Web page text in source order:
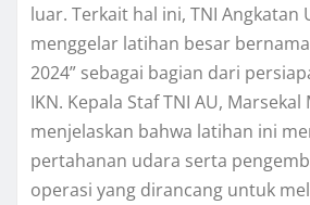
luar. Terkait hal ini, TNI Angkatan
menggelar latihan besar bernama
2024” sebagai bagian dari
IKN. Kepala Staf TNI AU,
menjelaskan bahwa latihan ini
pertahanan udara serta
operasi yang dirancang untuk